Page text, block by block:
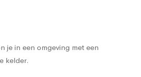
je in een omgeving met een
kelder.